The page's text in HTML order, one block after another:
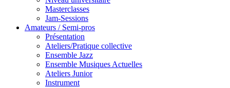
Masterclasses
Jam-Sessions
Amateurs / Semi-pros
Présentation
Ateliers/Pratique collective
Ensemble Jazz
Ensemble Musiques Actuelles
Ateliers Junior
Instrument